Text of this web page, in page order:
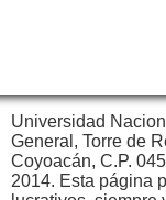
Universidad
General, Torre de
Coyoacán, C.P.
2014. Esta página